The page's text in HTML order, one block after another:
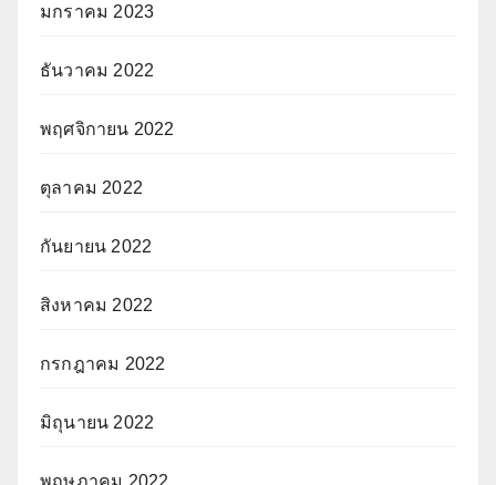
มกราคม 2023
ธันวาคม 2022
พฤศจิกายน 2022
ตุลาคม 2022
กันยายน 2022
สิงหาคม 2022
กรกฎาคม 2022
มิถุนายน 2022
พฤษภาคม 2022